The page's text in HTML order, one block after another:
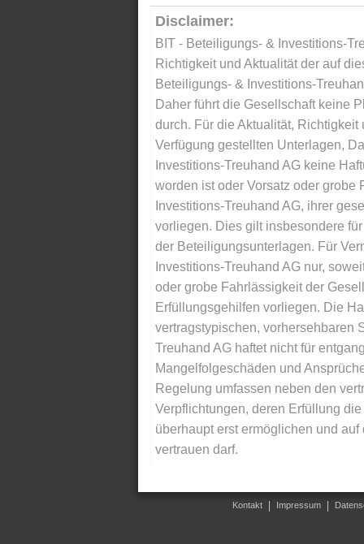
Disclaimer:
BIT - Beteiligungs- & Investitions-
Richtigkeit und Aktualität der auf
Beteiligungs- & Investitions-
Daher führt die Gesellschaft keine
durch. Für die Aktualität,
Verfügung gestellten Unterlagen,
Investitions-Treuhand AG keine
worden ist oder Vorsatz oder
Investitions-Treuhand AG, ihrer
vorliegen. Dies gilt insbesondere
der Beteiligungsunterlagen. Für
Investitions-Treuhand AG nur,
oder grobe Fahrlässigkeit der
Erfüllungsgehilfen vorliegen. Die
vertragstypischen, vorhersehbaren
Treuhand AG haftet nicht für
Mangelfolgeschäden und
Regelung umfassen neben den
Verpflichtungen, deren Erfüllung
überhaupt erst ermöglichen und
vertrauen darf.
Kontakt Impressum